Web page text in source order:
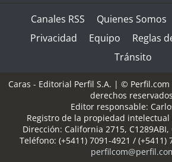
Canales RSS Quienes Somos
Privacidad
Equipo
Reglas
Tránsito
Caras - Editorial Perfil S.A. | © Perfil.com
derechos
Editor responsable:
Registro de la propiedad intelectual
Dirección: California 2715, C1289ABI,
Teléfono: (+5411) 7091-4921 / (+5411)